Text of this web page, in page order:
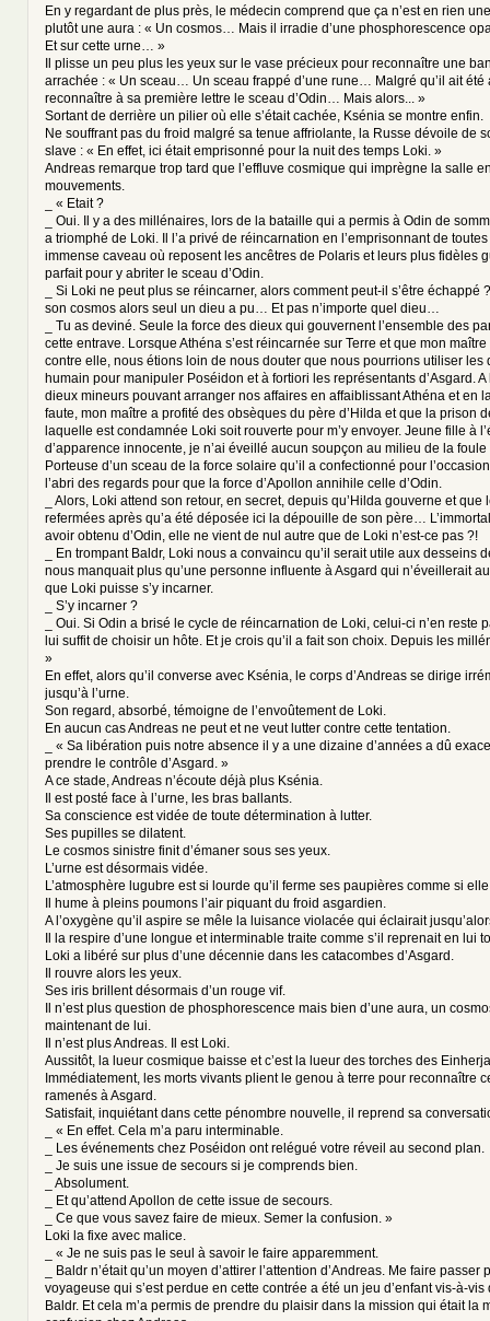
En y regardant de plus près, le médecin comprend que ça n’est en rien
plutôt une aura : « Un cosmos… Mais il irradie d’une phosphorescence
Et sur cette urne… »
Il plisse un peu plus les yeux sur le vase précieux pour reconnaître une
arrachée : « Un sceau… Un sceau frappé d’une rune… Malgré qu’il ait
reconnaître à sa première lettre le sceau d’Odin… Mais alors... »
Sortant de derrière un pilier où elle s’était cachée, Ksénia se montre enfin.
Ne souffrant pas du froid malgré sa tenue affriolante, la Russe dévoile de
slave : « En effet, ici était emprisonné pour la nuit des temps Loki. »
Andreas remarque trop tard que l’effluve cosmique qui imprègne la salle
mouvements.
_ « Etait ?
_ Oui. Il y a des millénaires, lors de la bataille qui a permis à Odin de
a triomphé de Loki. Il l’a privé de réincarnation en l’emprisonnant de
immense caveau où reposent les ancêtres de Polaris et leurs plus fidèles
parfait pour y abriter le sceau d’Odin.
_ Si Loki ne peut plus se réincarner, alors comment peut-il s’être échappé
son cosmos alors seul un dieu a pu… Et pas n’importe quel dieu…
_ Tu as deviné. Seule la force des dieux qui gouvernent l’ensemble des
cette entrave. Lorsque Athéna s’est réincarnée sur Terre et que mon maître
contre elle, nous étions loin de nous douter que nous pourrions utiliser les
humain pour manipuler Poséidon et à fortiori les représentants d’Asgard.
dieux mineurs pouvant arranger nos affaires en affaiblissant Athéna et en
faute, mon maître a profité des obsèques du père d’Hilda et que la prison
laquelle est condamnée Loki soit rouverte pour m’y envoyer. Jeune fille à
d’apparence innocente, je n’ai éveillé aucun soupçon au milieu de la
Porteuse d’un sceau de la force solaire qu’il a confectionné pour
l’abri des regards pour que la force d’Apollon annihile celle d’Odin.
_ Alors, Loki attend son retour, en secret, depuis qu’Hilda gouverne et que
refermées après qu’a été déposée ici la dépouille de son père…
avoir obtenu d’Odin, elle ne vient de nul autre que de Loki n’est-ce pas ?!
_ En trompant Baldr, Loki nous a convaincu qu’il serait utile aux desseins
nous manquait plus qu’une personne influente à Asgard qui n’éveillerait
que Loki puisse s’y incarner.
_ S’y incarner ?
_ Oui. Si Odin a brisé le cycle de réincarnation de Loki, celui-ci n’en reste
lui suffit de choisir un hôte. Et je crois qu’il a fait son choix. Depuis les
»
En effet, alors qu’il converse avec Ksénia, le corps d’Andreas se dirige
jusqu’à l’urne.
Son regard, absorbé, témoigne de l’envoûtement de Loki.
En aucun cas Andreas ne peut et ne veut lutter contre cette tentation.
_ « Sa libération puis notre absence il y a une dizaine d’années a dû
prendre le contrôle d’Asgard. »
A ce stade, Andreas n’écoute déjà plus Ksénia.
Il est posté face à l’urne, les bras ballants.
Sa conscience est vidée de toute détermination à lutter.
Ses pupilles se dilatent.
Le cosmos sinistre finit d’émaner sous ses yeux.
L’urne est désormais vidée.
L’atmosphère lugubre est si lourde qu’il ferme ses paupières comme si
Il hume à pleins poumons l’air piquant du froid asgardien.
A l’oxygène qu’il aspire se mêle la luisance violacée qui éclairait
Il la respire d’une longue et interminable traite comme s’il reprenait en lui
Loki a libéré sur plus d’une décennie dans les catacombes d’Asgard.
Il rouvre alors les yeux.
Ses iris brillent désormais d’un rouge vif.
Il n’est plus question de phosphorescence mais bien d’une aura, un
maintenant de lui.
Il n’est plus Andreas. Il est Loki.
Aussitôt, la lueur cosmique baisse et c’est la lueur des torches des
Immédiatement, les morts vivants plient le genou à terre pour reconnaître
ramenés à Asgard.
Satisfait, inquiétant dans cette pénombre nouvelle, il reprend sa
_ « En effet. Cela m’a paru interminable.
_ Les événements chez Poséidon ont relégué votre réveil au second plan.
_ Je suis une issue de secours si je comprends bien.
_ Absolument.
_ Et qu’attend Apollon de cette issue de secours.
_ Ce que vous savez faire de mieux. Semer la confusion. »
Loki la fixe avec malice.
_ « Je ne suis pas le seul à savoir le faire apparemment.
_ Baldr n’était qu’un moyen d’attirer l’attention d’Andreas. Me faire
voyageuse qui s’est perdue en cette contrée a été un jeu d’enfant vis-à-vis
Baldr. Et cela m’a permis de prendre du plaisir dans la mission qui était la